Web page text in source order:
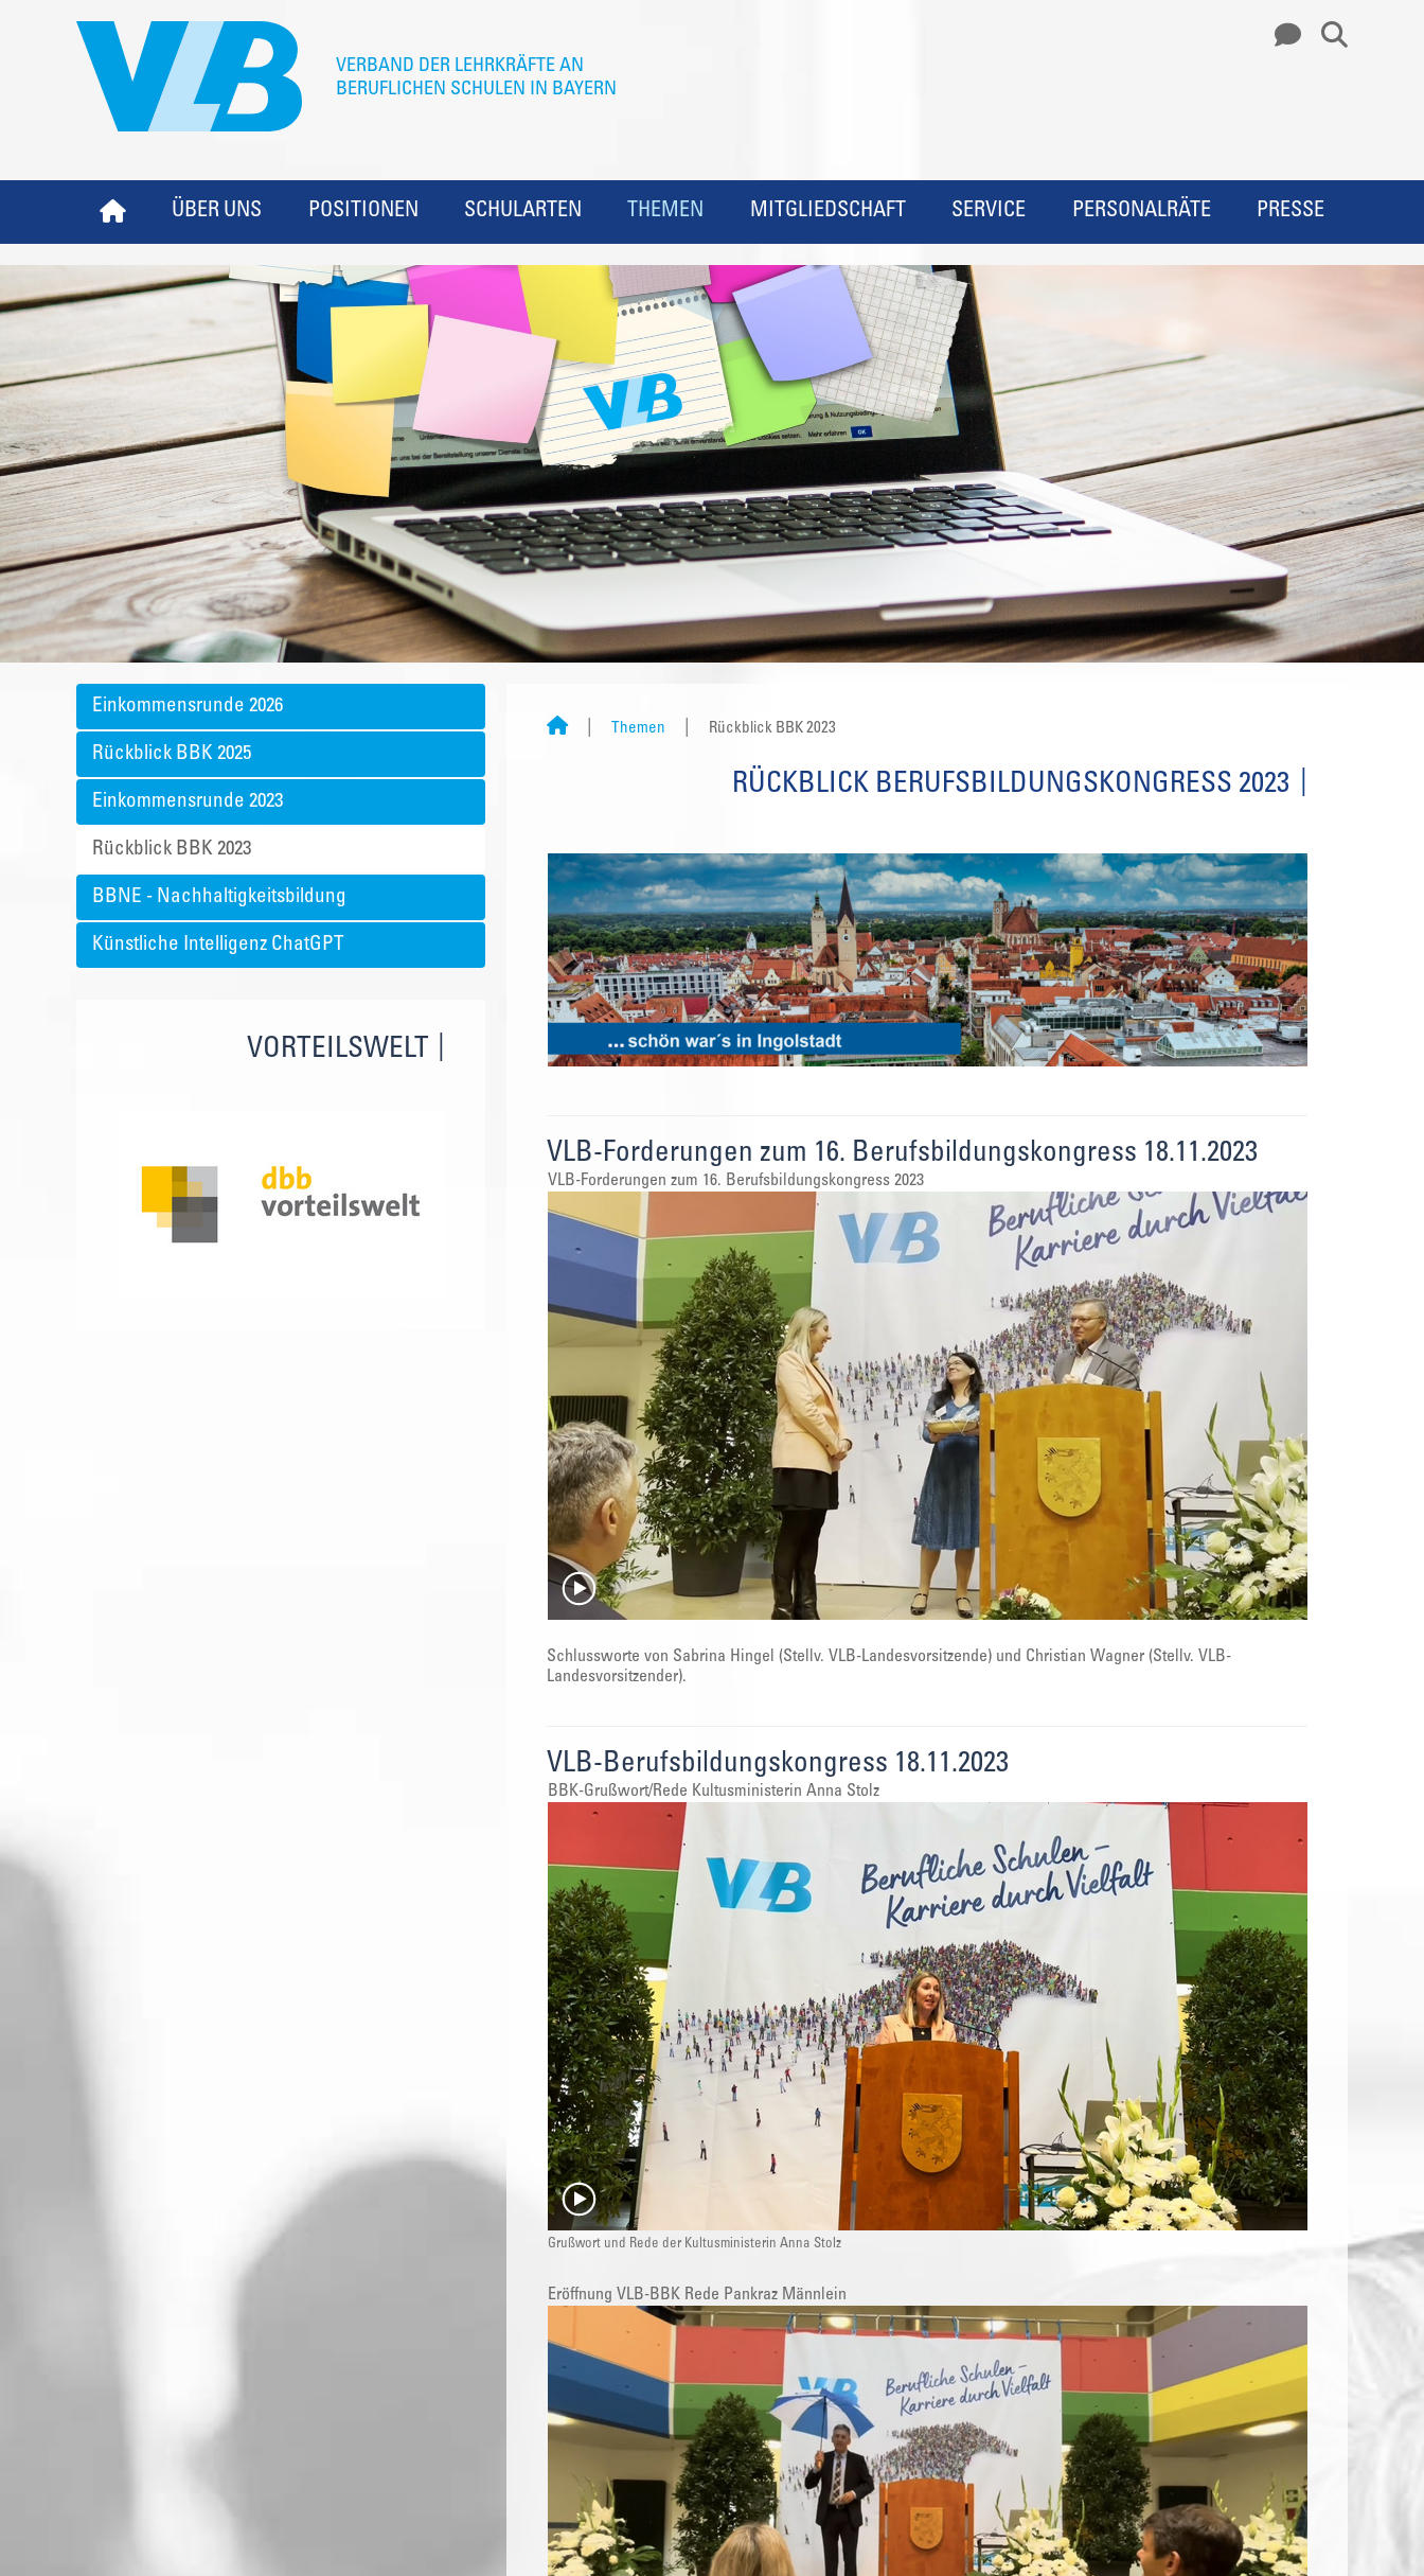
ÜBER UNS POSITIONEN SCHULARTEN THEMEN MITGLIEDSCHAFT SERVICE PERSONALRÄTE PRESSE
Einkommensrunde 2026
Rückblick BBK 2025
Einkommensrunde 2023
Rückblick BBK 2023
BBNE - Nachhaltigkeitsbildung
Künstliche Intelligenz ChatGPT
VORTEILSWELT
Themen Rückblick BBK 2023
RÜCKBLICK BERUFSBILDUNGSKONGRESS 2023
VLB-Forderungen zum 16. Berufsbildungskongress 18.11.2023
VLB-Forderungen zum 16. Berufsbildungskongress 2023
Schlussworte von Sabrina Hingel (Stellv. VLB-Landesvorsitzende) und Christian Wagner (Stellv. VLB-
Landesvorsitzender).
VLB-Berufsbildungskongress 18.11.2023
BBK-Grußwort/Rede Kultusministerin Anna Stolz
Grußwort und Rede der Kultusministerin Anna Stolz
Eröffnung VLB-BBK Rede Pankraz Männlein